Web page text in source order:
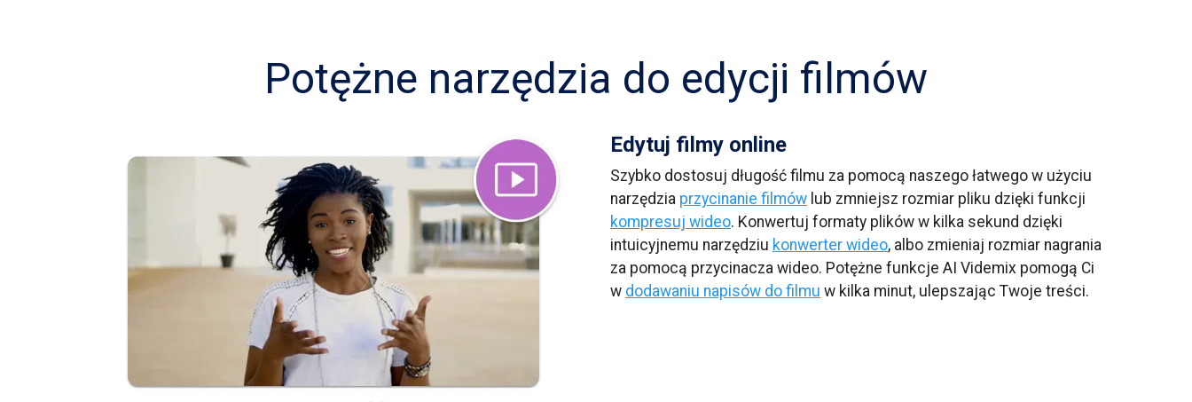
Potężne narzędzia do edycji filmów
Edytuj filmy online
Szybko dostosuj długość filmu za pomocą naszego łatwego w użyciu
narzędzia przycinanie filmów lub zmniejsz rozmiar pliku dzięki funkcji
kompresuj wideo. Konwertuj formaty plików w kilka sekund dzięki
intuicyjnemu narzędziu konwerter wideo, albo zmieniaj rozmiar nagrania
za pomocą przycinacza wideo. Potężne funkcje AI Videmix pomogą Ci
w dodawaniu napisów do filmu w kilka minut, ulepszając Twoje treści.